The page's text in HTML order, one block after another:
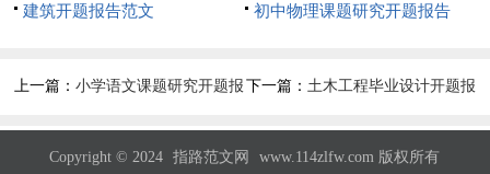
建筑开题报告范文
初中物理课题研究开题报告
上一篇：小学语文课题研究开题报 下一篇： 土木工程毕业设计开题报
Copyright © 2024 指路范文网 www.114zlfw.com 版权所有